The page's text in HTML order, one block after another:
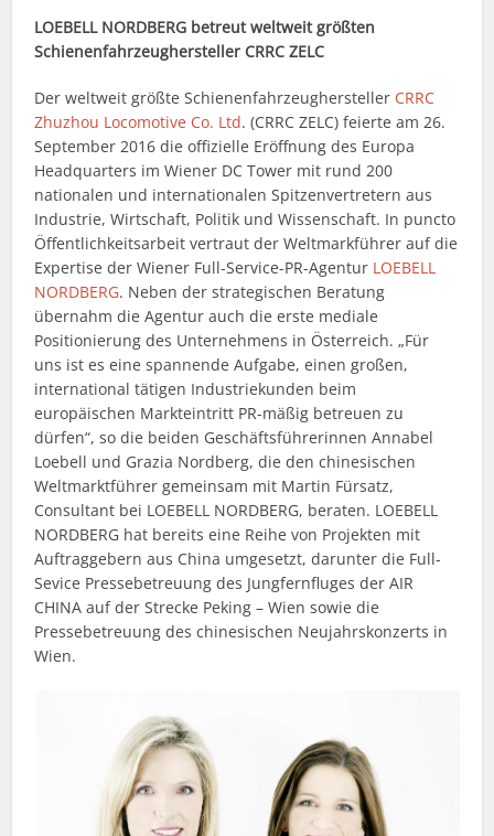
LOEBELL NORDBERG betreut weltweit größten
Schienenfahrzeughersteller CRRC ZELC
Der weltweit größte Schienenfahrzeughersteller CRRC
Zhuzhou Locomotive Co. Ltd. (CRRC ZELC) feierte am 26.
September 2016 die offizielle Eröffnung des Europa
Headquarters im Wiener DC Tower mit rund 200
nationalen und internationalen Spitzenvertretern aus
Industrie, Wirtschaft, Politik und Wissenschaft. In puncto
Öffentlichkeitsarbeit vertraut der Weltmarkführer auf die
Expertise der Wiener Full-Service-PR-Agentur LOEBELL
NORDBERG. Neben der strategischen Beratung
übernahm die Agentur auch die erste mediale
Positionierung des Unternehmens in Österreich. „Für
uns ist es eine spannende Aufgabe, einen großen,
international tätigen Industriekunden beim
europäischen Markteintritt PR-mäßig betreuen zu
dürfen“, so die beiden Geschäftsführerinnen Annabel
Loebell und Grazia Nordberg, die den chinesischen
Weltmarktführer gemeinsam mit Martin Fürsatz,
Consultant bei LOEBELL NORDBERG, beraten. LOEBELL
NORDBERG hat bereits eine Reihe von Projekten mit
Auftraggebern aus China umgesetzt, darunter die Full-
Sevice Pressebetreuung des Jungfernfluges der AIR
CHINA auf der Strecke Peking – Wien sowie die
Pressebetreuung des chinesischen Neujahrskonzerts in
Wien.